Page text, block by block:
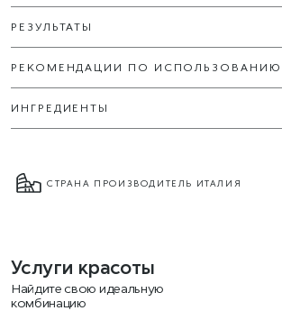
РЕЗУЛЬТАТЫ
РЕКОМЕНДАЦИИ ПО ИСПОЛЬЗОВАНИЮ
ИНГРЕДИЕНТЫ
СТРАНА ПРОИЗВОДИТЕЛЬ ИТАЛИЯ
Услуги красоты
Найдите свою идеальную
комбинацию